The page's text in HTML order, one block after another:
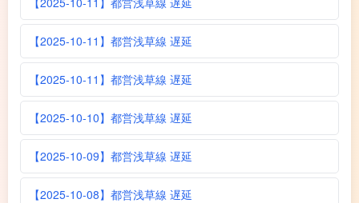
【2025-10-11】都営浅草線 遅延
【2025-10-11】都営浅草線 遅延
【2025-10-10】都営浅草線 遅延
【2025-10-09】都営浅草線 遅延
【2025-10-08】都営浅草線 遅延